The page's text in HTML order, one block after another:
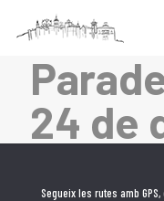
24 de
Segueix les rutes amb